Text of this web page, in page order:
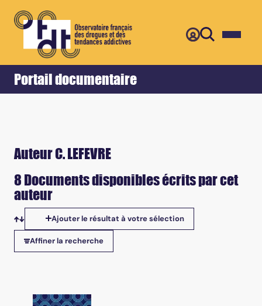
Portail documentaire
Accueil Retour
Auteur C. LEFEVRE
8 Documents disponibles écrits par cet
auteur
Tris disponibles
Ajouter le résultat à votre sélection
Affiner la recherche